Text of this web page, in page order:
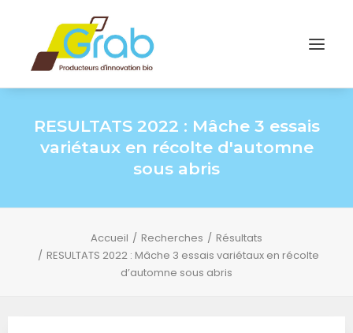
RESULTATS 2022 : Mâche 3 essais
variétaux en récolte d'automne
sous abris
Accueil Recherches
Résultats
RESULTATS 2022 : Mâche 3 essais variétaux en récolte
d’automne sous abris